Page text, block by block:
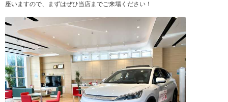
座いますので、まずはぜひ当店までご来場ください！